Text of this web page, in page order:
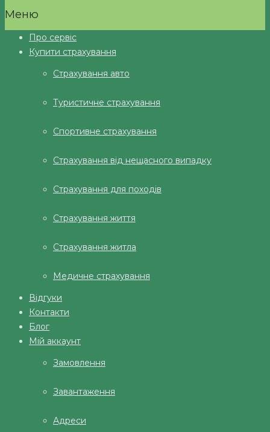
Меню
Про сервіс
Купити страхування
Страхування авто
Туристичне страхування
Спортивне страхування
Страхування від нещасного випадку
Страхування для походів
Страхування життя
Страхування житла
Медичне страхування
Відгуки
Контакти
Блог
Мій аккаунт
Замовлення
Завантаження
Адреси